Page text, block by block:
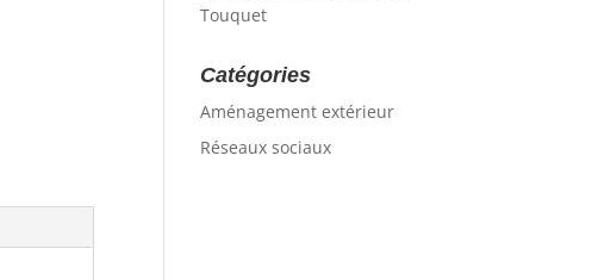
Touquet
Catégories
Aménagement extérieur
Réseaux sociaux